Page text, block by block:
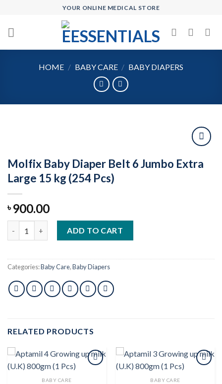
content
YOUR ONLINE MEDICAL STORE
HOME / BABY CARE / BABY DIAPERS
Molfix Baby Diaper Belt 6 Jumbo Extra
Large 15 kg (254 Pcs)
৳900.00
ADD TO CART
Categories:Baby Care,Baby Diapers
RELATED PRODUCTS
BABY CARE BABY CARE